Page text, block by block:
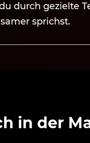
durch gezielte
sprichst.
in der